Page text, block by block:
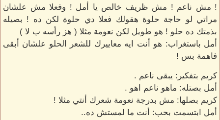
! مش ناعم ! مش ظريف خالص يا أمل ! وفعلا مش علشان
مراتي لو حاجة حلوة هقولك فعلا دي حلوة لكن ده ! بصيله
بذمتك ده حلو ! هو طويل لكن نعومة مثلا ( هز رأسه ب لا )
أمل باستغراب: هو أنت ايه معاييرك للشعر الحلو علشان أبقى
فاهمة بس !
كريم بتفكير: يبقى ناعم .
أمل بصتله: ماهو ناعم اهو .
كريم بصلها: مش بدرجة نعومة شعرك أنتي مثلا !
أمل ابتسمت بحب: أنت ما لمستش ده..